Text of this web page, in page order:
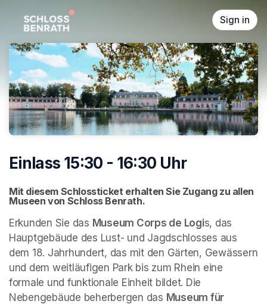
Sign in
Einlass 15:30 - 16:30 Uhr
Mit diesem Schlossticket erhalten Sie Zugang zu allen
Museen von Schloss Benrath.
Erkunden Sie das Museum Corps de Logis, das
Hauptgebäude des Lust- und Jagdschlosses aus
dem 18. Jahrhundert, das mit den Gärten, Gewässern
und dem weitläufigen Park bis zum Rhein eine
formale und funktionale Einheit bildet. Die
Nebengebäude beherbergen das Museum für